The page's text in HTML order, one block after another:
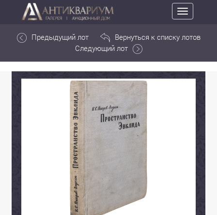
Toggle
navigation
Предыдущий лот
Вернуться к списку лотов
Следующий лот